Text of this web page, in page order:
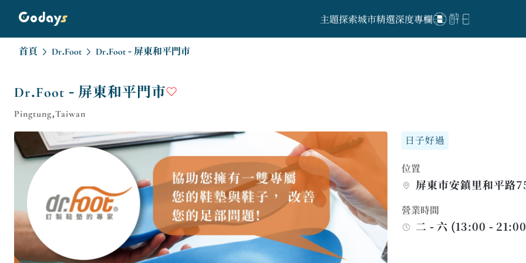
主題探索城市精選深度專欄
首頁 Dr.Foot Dr.Foot - 屏東和平門市
Dr.Foot - 屏東和平門市
Pingtung,Taiwan
日子好過
位置
屏東巿安鎮里和平路
營業時間
二 - 六 (13:00 -